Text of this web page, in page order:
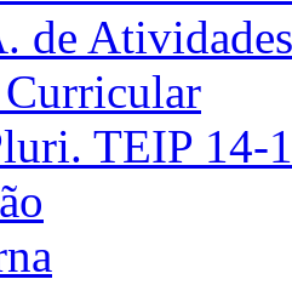
de Atividades
TEIP 14-